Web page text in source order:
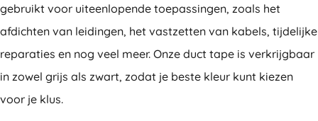
gebruikt voor uiteenlopende toepassingen, zoals het
afdichten van leidingen, het vastzetten van kabels, tijdelijke
reparaties en nog veel meer. Onze duct tape is verkrijgbaar
in zowel grijs als zwart, zodat je beste kleur kunt kiezen
voor je klus.